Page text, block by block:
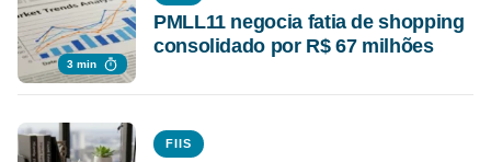
3 min
PMLL11 negocia fatia de shopping
consolidado por R$ 67 milhões
FIIS